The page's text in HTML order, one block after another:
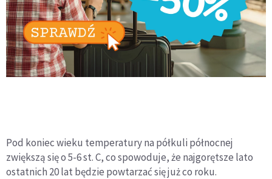
Pod koniec wieku temperatury na półkuli północnej
zwiększą się o 5-6 st. C, co spowoduje, że najgorętsze lato
ostatnich 20 lat będzie powtarzać się już co roku.